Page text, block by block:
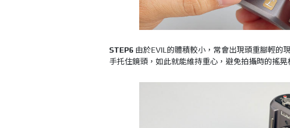
STEP6由於EVIL的體積較小，常會出現頭重腳輕的
手托住鏡頭，如此就能維持重心，避免拍攝時的搖晃